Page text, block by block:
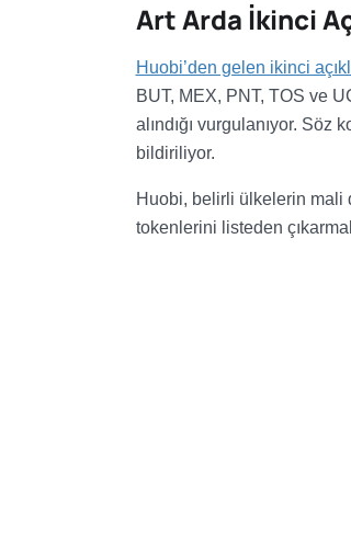
Art Arda İkinci
Huobi’den gelen ikinci
BUT, MEX, PNT, TOS ve
alındığı vurgulanıyor. Söz
bildiriliyor.
Huobi, belirli ülkelerin mali
tokenlerini listeden